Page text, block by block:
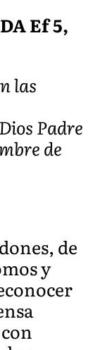
Ef 5,
las
Padre
de
de
y